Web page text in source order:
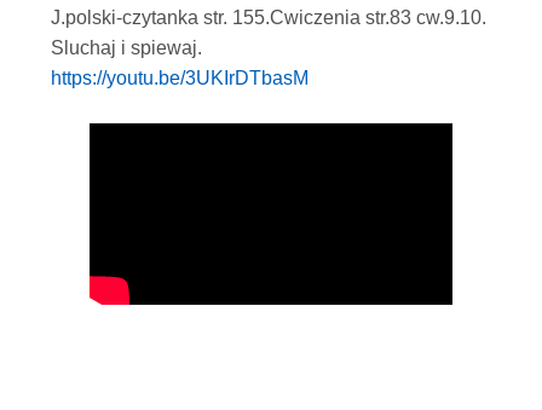
J.polski-czytanka str. 155.Cwiczenia str.83 cw.9.10.
Sluchaj i spiewaj.
https://youtu.be/3UKIrDTbasM